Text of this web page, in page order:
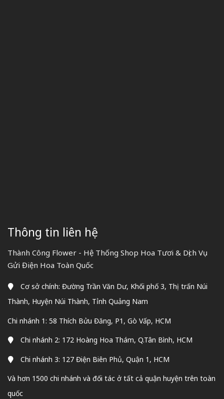
Thông tin liên hệ
Thành Công Flower - Hệ Thống Shop Hoa Tươi & Dịch Vụ
Gửi Điện Hoa Toàn Quốc
Cơ sở chính: Đường Trần Văn Dư, Khối phố 3, Thị trấn Núi
Thành, Huyện Núi Thành, Tỉnh Quảng Nam
Chi nhánh 1: 58 Thích Bửu Đăng, P1, Gò Vấp, HCM
Chi nhánh 2: 172 Hoàng Hoa Thám, Q.Tân Bình, HCM
Chi nhánh 3: 127 Điện Biên Phủ, Quận 1, HCM
Và hơn 1500 chi nhánh và đối tác ở tất cả quận huyện trên toàn
quốc